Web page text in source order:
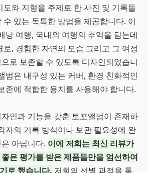
도와 지형을 주제로 한 사진 및 기록들
수 있는 독특한 방법을 제공합니다. 이
낭 여행, 국내외 여행의 추억을 담는데
, 경험한 자연의 모습 그리고 그 여정
로 보존할 수 있도록 디자인되었습니
범은 내구성 있는 커버, 환경 친화적인
존에 적합한 용지를 사용해야 합니다.
인과 기능을 갖춘 토포앨범이 존재하
자의 기록 방식이나 보관 필요성에 완
아닙니다. 이에 저희는 최신 리뷰가
은 평가를 받은 제품들만을 엄선하여
로 했습니다. 저희의 선별 과정을 통